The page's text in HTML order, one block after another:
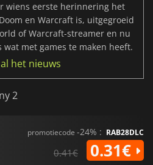
wiens eerste herinnering het
en Warcraft is, uitgegroeid
of Warcraft-streamer en nu
wat met games te maken heeft.
het nieuws
2
promotiecode -24% : RAB28DLC
0.41€ 0.31€